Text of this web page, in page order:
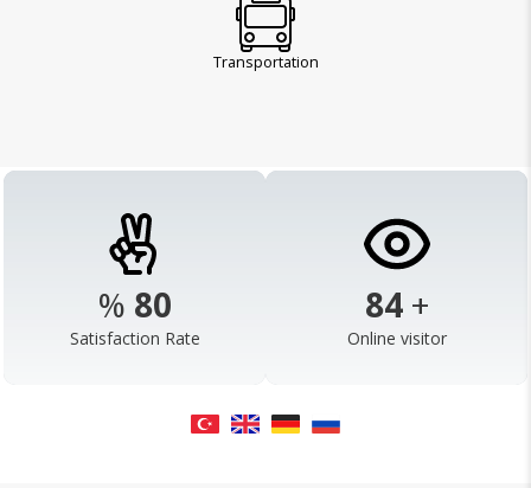
Transportation
% 98
Satisfaction Rate
103 +
Online visitor